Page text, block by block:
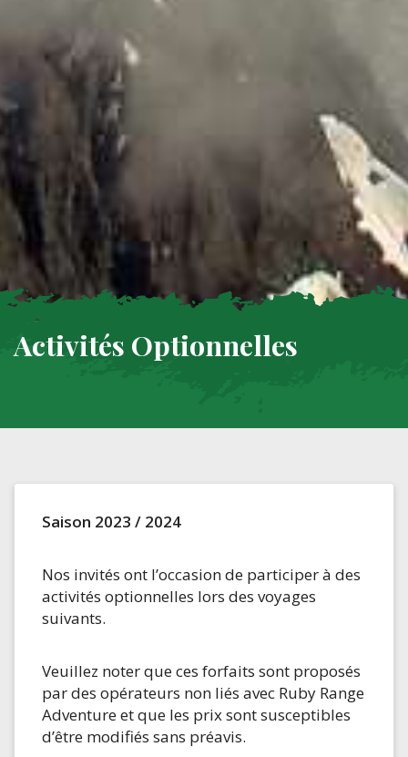
Activités Optionnelles
Saison 2023 / 2024
Nos invités ont l’occasion de participer à des
activités optionnelles lors des voyages
suivants.
Veuillez noter que ces forfaits sont proposés
par des opérateurs non liés avec Ruby Range
Adventure et que les prix sont susceptibles
d’être modifiés sans préavis.